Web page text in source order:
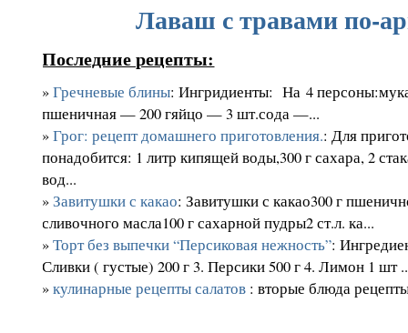
Лаваш с травами по-
Последние рецепты:
»Гречневые блины: Ингридиенты: На 4
пшеничная — 200 гяйцо — 3 шт.сода —...
»Грог: рецепт домашнего приготовления.: Для
понадобится: 1 литр кипящей воды,300 г сахара, 2
вод...
»Завитушки с какао: Завитушки с какао300 г
сливочного масла100 г сахарной пудры2 ст.л. ка...
»Торт без выпечки “Персиковая нежность”:
Сливки ( густые) 200 г 3. Персики 500 г 4. Лимон 1 шт
»кулинарные рецепты салатов : вторые блюда